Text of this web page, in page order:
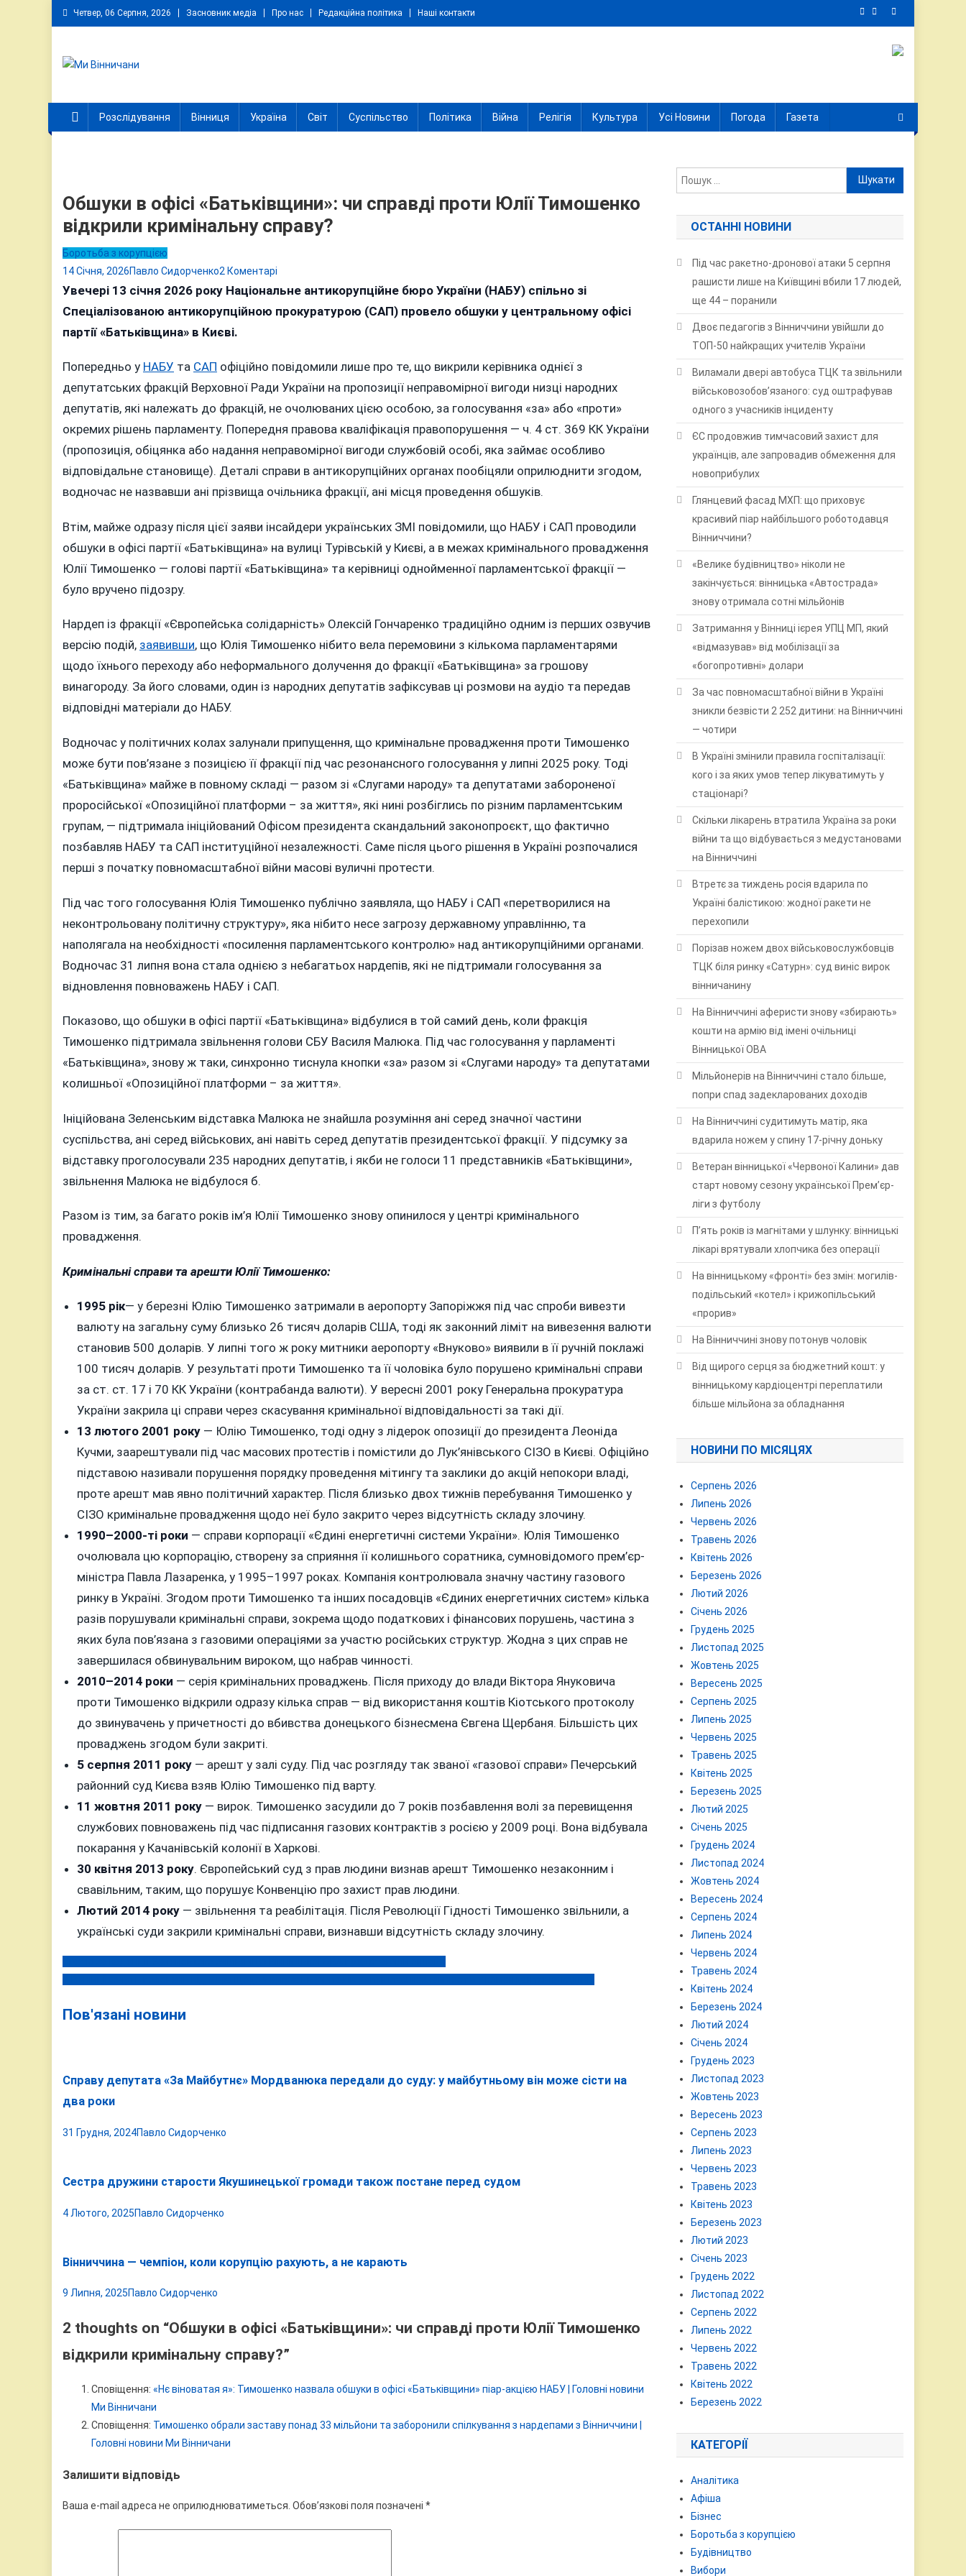
Skip
to
Четвер, 06 Серпня, 2026 Засновник медіа Про нас Редакційна політика Наші контакти
Розслідування Вінниця Україна Світ Суспільство Політика Війна Релігія Культура Усі Новини Погода Газета
Обшуки в офісі «Батьківщини»: чи справді проти Юлії Тимошенко
відкрили кримінальну справу?
Боротьба з корупцією
14 Січня, 2026Павло Сидорченко2 Коментарі
Обшуки
проти
Юлії
Тимошенко
відкрили
кримінальну
справу?
Увечері 13 січня 2026 року Національне антикорупційне бюро України (НАБУ) спільно зі
Спеціалізованою антикорупційною прокуратурою (САП) провело обшуки у центральному офісі
партії «Батьківщина» в Києві.
Попередньо у НАБУ та САП офіційно повідомили лише про те, що викрили керівника однієї з
депутатських фракцій Верховної Ради України на пропозиції неправомірної вигоди низці народних
депутатів, які належать до фракцій, не очолюваних цією особою, за голосування «за» або «проти»
окремих рішень парламенту. Попередня правова кваліфікація правопорушення — ч. 4 ст. 369 КК України
(пропозиція, обіцянка або надання неправомірної вигоди службовій особі, яка займає особливо
відповідальне становище). Деталі справи в антикорупційних органах пообіцяли оприлюднити згодом,
водночас не назвавши ані прізвища очільника фракції, ані місця проведення обшуків.
Втім, майже одразу після цієї заяви інсайдери українських ЗМІ повідомили, що НАБУ і САП проводили
обшуки в офісі партії «Батьківщина» на вулиці Турівській у Києві, а в межах кримінального провадження
Юлії Тимошенко — голові партії «Батьківщина» та керівниці однойменної парламентської фракції —
було вручено підозру.
Нардеп із фракції «Європейська солідарність» Олексій Гончаренко традиційно одним із перших озвучив
версію подій, заявивши, що Юлія Тимошенко нібито вела перемовини з кількома парламентарями
щодо їхнього переходу або неформального долучення до фракції «Батьківщина» за грошову
винагороду. За його словами, один із народних депутатів зафіксував ці розмови на аудіо та передав
відповідні матеріали до НАБУ.
Водночас у політичних колах залунали припущення, що кримінальне провадження проти Тимошенко
може бути пов’язане з позицією її фракції під час резонансного голосування у липні 2025 року. Тоді
«Батьківщина» майже в повному складі — разом зі «Слугами народу» та депутатами забороненої
проросійської «Опозиційної платформи – за життя», які нині розбіглись по різним парламентським
групам, — підтримала ініційований Офісом президента скандальний законопроєкт, що фактично
позбавляв НАБУ та САП інституційної незалежності. Саме після цього рішення в Україні розпочалися
перші з початку повномасштабної війни масові вуличні протести.
Під час того голосування Юлія Тимошенко публічно заявляла, що НАБУ і САП «перетворилися на
неконтрольовану політичну структуру», яка нібито несе загрозу державному управлінню, та
наполягала на необхідності «посилення парламентського контролю» над антикорупційними органами.
Водночас 31 липня вона стала однією з небагатьох нардепів, які не підтримали голосування за
відновлення повноважень НАБУ і САП.
Показово, що обшуки в офісі партії «Батьківщина» відбулися в той самий день, коли фракція
Тимошенко підтримала звільнення голови СБУ Василя Малюка. Під час голосування у парламенті
«Батьківщина», знову ж таки, синхронно тиснула кнопки «за» разом зі «Слугами народу» та депутатами
колишньої «Опозиційної платформи – за життя».
Ініційована Зеленським відставка Малюка не знайшла розуміння ані серед значної частини
суспільства, ані серед військових, ані навіть серед депутатів президентської фракції. У підсумку за
відставку проголосували 235 народних депутатів, і якби не голоси 11 представників «Батьківщини»,
звільнення Малюка не відбулося б.
Разом із тим, за багато років ім’я Юлії Тимошенко знову опинилося у центрі кримінального
провадження.
Кримінальні справи та арешти Юлії Тимошенко:
1995 рік— у березні Юлію Тимошенко затримали в аеропорту Запоріжжя під час спроби вивезти
валюту на загальну суму близько 26 тисяч доларів США, тоді як законний ліміт на вивезення валюти
становив 500 доларів. У липні того ж року митники аеропорту «Внуково» виявили в її ручній поклажі
100 тисяч доларів. У результаті проти Тимошенко та її чоловіка було порушено кримінальні справи
за ст. ст. 17 і 70 КК України (контрабанда валюти). У вересні 2001 року Генеральна прокуратура
України закрила ці справи через скасування кримінальної відповідальності за такі дії.
13 лютого 2001 року — Юлію Тимошенко, тоді одну з лідерок опозиції до президента Леоніда
Кучми, заарештували під час масових протестів і помістили до Лук’янівського СІЗО в Києві. Офіційно
підставою називали порушення порядку проведення мітингу та заклики до акцій непокори владі,
проте арешт мав явно політичний характер. Після близько двох тижнів перебування Тимошенко у
СІЗО кримінальне провадження щодо неї було закрито через відсутність складу злочину.
1990–2000-ті роки — справи корпорації «Єдині енергетичні системи України». Юлія Тимошенко
очолювала цю корпорацію, створену за сприяння її колишнього соратника, сумновідомого прем’єр-
міністра Павла Лазаренка, у 1995–1997 роках. Компанія контролювала значну частину газового
ринку в Україні. Згодом проти Тимошенко та інших посадовців «Єдиних енергетичних систем» кілька
разів порушували кримінальні справи, зокрема щодо податкових і фінансових порушень, частина з
яких була пов’язана з газовими операціями за участю російських структур. Жодна з цих справ не
завершилася обвинувальним вироком, що набрав чинності.
2010–2014 роки — серія кримінальних проваджень. Після приходу до влади Віктора Януковича
проти Тимошенко відкрили одразу кілька справ — від використання коштів Кіотського протоколу
до звинувачень у причетності до вбивства донецького бізнесмена Євгена Щербаня. Більшість цих
проваджень згодом були закриті.
5 серпня 2011 року — арешт у залі суду. Під час розгляду так званої «газової справи» Печерський
районний суд Києва взяв Юлію Тимошенко під варту.
11 жовтня 2011 року — вирок. Тимошенко засудили до 7 років позбавлення волі за перевищення
службових повноважень під час підписання газових контрактів з росією у 2009 році. Вона відбувала
покарання у Качанівській колонії в Харкові.
30 квітня 2013 року. Європейський суд з прав людини визнав арешт Тимошенко незаконним і
свавільним, таким, що порушує Конвенцію про захист прав людини.
Лютий 2014 року — звільнення та реабілітація. Після Революції Гідності Тимошенко звільнили, а
українські суди закрили кримінальні справи, визнавши відсутність складу злочину.
Навігація
Пов'язані новини
Справу депутата «За Майбутнє» Мордванюка передали до суду: у майбутньому він може сісти на
два роки
31 Грудня, 2024Павло Сидорченко
Сестра дружини старости Якушинецької громади також постане перед судом
4 Лютого, 2025Павло Сидорченко
Вінниччина — чемпіон, коли корупцію рахують, а не карають
9 Липня, 2025Павло Сидорченко
2 thoughts on “Обшуки в офісі «Батьківщини»: чи справді проти Юлії Тимошенко
відкрили кримінальну справу?”
Сповіщення: «Нє віноватая я»: Тимошенко назвала обшуки в офісі «Батьківщини» піар-акцією НАБУ | Головні новини
Ми Вінничани
Сповіщення: Тимошенко обрали заставу понад 33 мільйони та заборонили спілкування з нардепами з Вінниччини |
Головні новини Ми Вінничани
Залишити відповідь
Ваша e-mail адреса не оприлюднюватиметься. Обов’язкові поля позначені *
Пошук:
ОСТАННІ НОВИНИ
Під час ракетно-дронової атаки 5 серпня
рашисти лише на Київщині вбили 17 людей,
ще 44 – поранили
Двоє педагогів з Вінниччини увійшли до
ТОП-50 найкращих учителів України
Виламали двері автобуса ТЦК та звільнили
військовозобов’язаного: суд оштрафував
одного з учасників інциденту
ЄС продовжив тимчасовий захист для
українців, але запровадив обмеження для
новоприбулих
Глянцевий фасад МХП: що приховує
красивий піар найбільшого роботодавця
Вінниччини?
«Велике будівництво» ніколи не
закінчується: вінницька «Автострада»
знову отримала сотні мільйонів
Затримання у Вінниці ієрея УПЦ МП, який
«відмазував» від мобілізації за
«богопротивні» долари
За час повномасштабної війни в Україні
зникли безвісти 2 252 дитини: на Вінниччині
— чотири
В Україні змінили правила госпіталізації:
кого і за яких умов тепер лікуватимуть у
стаціонарі?
Скільки лікарень втратила Україна за роки
війни та що відбувається з медустановами
на Вінниччині
Втретє за тиждень росія вдарила по
Україні балістикою: жодної ракети не
перехопили
Порізав ножем двох військовослужбовців
ТЦК біля ринку «Сатурн»: суд виніс вирок
вінничанину
На Вінниччині аферисти знову «збирають»
кошти на армію від імені очільниці
Вінницької ОВА
Мільйонерів на Вінниччині стало більше,
попри спад задекларованих доходів
На Вінниччині судитимуть матір, яка
вдарила ножем у спину 17-річну доньку
Ветеран вінницької «Червоної Калини» дав
старт новому сезону української Прем’єр-
ліги з футболу
П’ять років із магнітами у шлунку: вінницькі
лікарі врятували хлопчика без операції
На вінницькому «фронті» без змін: могилів-
подільський «котел» і крижопільський
«прорив»
На Вінниччині знову потонув чоловік
Від щирого серця за бюджетний кошт: у
вінницькому кардіоцентрі переплатили
більше мільйона за обладнання
НОВИНИ ПО МІСЯЦЯХ
Серпень 2026
Липень 2026
Червень 2026
Травень 2026
Квітень 2026
Березень 2026
Лютий 2026
Січень 2026
Грудень 2025
Листопад 2025
Жовтень 2025
Вересень 2025
Серпень 2025
Липень 2025
Червень 2025
Травень 2025
Квітень 2025
Березень 2025
Лютий 2025
Січень 2025
Грудень 2024
Листопад 2024
Жовтень 2024
Вересень 2024
Серпень 2024
Липень 2024
Червень 2024
Травень 2024
Квітень 2024
Березень 2024
Лютий 2024
Січень 2024
Грудень 2023
Листопад 2023
Жовтень 2023
Вересень 2023
Серпень 2023
Липень 2023
Червень 2023
Травень 2023
Квітень 2023
Березень 2023
Лютий 2023
Січень 2023
Грудень 2022
Листопад 2022
Серпень 2022
Липень 2022
Червень 2022
Травень 2022
Квітень 2022
Березень 2022
КАТЕГОРІЇ
Аналітика
Афіша
Бізнес
Боротьба з корупцією
Будівництво
Вибори